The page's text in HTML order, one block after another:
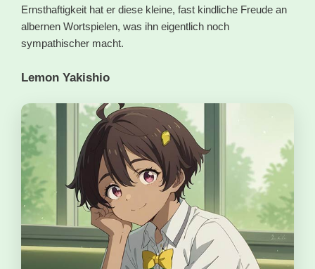
Ernsthaftigkeit hat er diese kleine, fast kindliche Freude an
albernen Wortspielen, was ihn eigentlich noch
sympathischer macht.
Lemon Yakishio